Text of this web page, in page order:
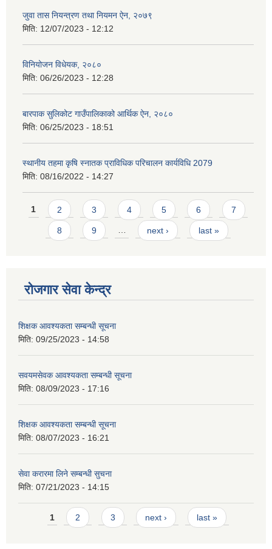
जुवा तास नियन्त्रण तथा नियमन ऐन, २०७९
मिति: 12/07/2023 - 12:12
विनियोजन विधेयक, २०८०
मिति: 06/26/2023 - 12:28
बारपाक सुलिकोट गाउँपालिकाको आर्थिक ऐन, २०८०
मिति: 06/25/2023 - 18:51
स्थानीय तहमा कृषि स्नातक प्राविधिक परिचालन कार्यविधि 2079
मिति: 08/16/2022 - 14:27
Pages
1 2 3 4 5 6 7
8 9 … next › last »
रोजगार सेवा केन्द्र
शिक्षक आवश्यकता सम्बन्धी सूचना
मिति: 09/25/2023 - 14:58
सवयमसेवक आवश्यकता सम्बन्धी सूचना
मिति: 08/09/2023 - 17:16
शिक्षक आवश्यकता सम्बन्धी सूचना
मिति: 08/07/2023 - 16:21
सेवा करारमा लिने सम्बन्धी सुचना
मिति: 07/21/2023 - 14:15
Pages
1 2 3 next › last »